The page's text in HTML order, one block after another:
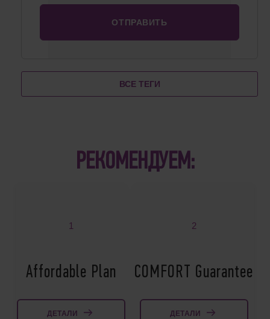
ВСЕ ТЕГИ
РЕКОМЕНДУЕМ:
1
Affordable Plan
ДЕТАЛИ
2
COMFORT Guarantee
ДЕТАЛИ